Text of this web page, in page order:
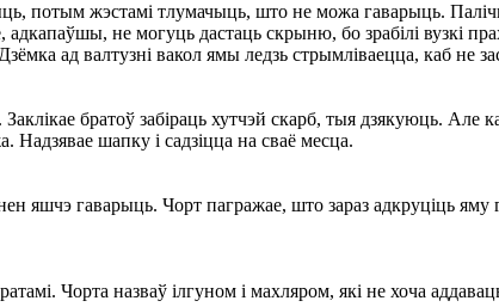
потым жэстамі тлумачыць, што не можа гаварыць.
не могуць дастаць скрыню, бо зрабілі вузкі
ад валтузні вакол ямы ледзь стрымліваецца, каб не
братоў забіраць хутчэй скарб, тыя дзякуюць.
шапку і садзіцца на сваё месца.
яшчэ гаварыць. Чорт пагражае, што зараз адкруціць
Чорта назваў ілгуном і махляром, які не хоча